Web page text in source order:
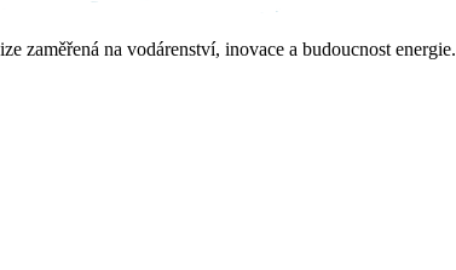
zaměřená na vodárenství, inovace a budoucnost energie.